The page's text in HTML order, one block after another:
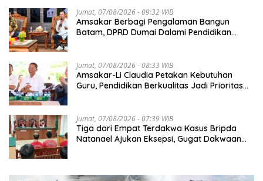
Jumat, 07/08/2026 - 09:32 WIB
Amsakar Berbagi Pengalaman Bangun
Batam, DPRD Dumai Dalami Pendidikan
Jumat, 07/08/2026 - 08:33 WIB
Amsakar-Li Claudia Petakan Kebutuhan
Guru, Pendidikan Berkualitas Jadi Prioritas
Jumat, 07/08/2026 - 07:39 WIB
Tiga dari Empat Terdakwa Kasus Bripda
Natanael Ajukan Eksepsi, Gugat Dakwaan